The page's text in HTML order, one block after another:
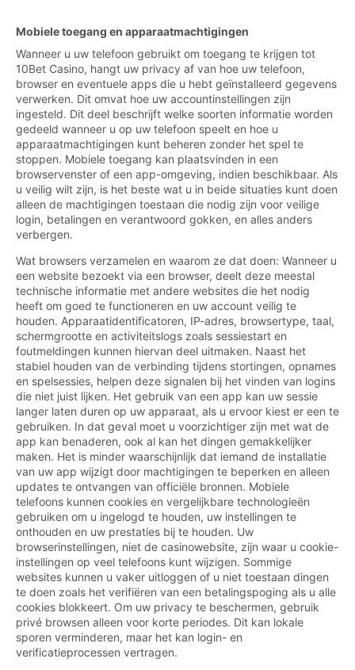
Mobiele toegang en apparaatmachtigingen
Wanneer u uw telefoon gebruikt om toegang te krijgen tot
10Bet Casino, hangt uw privacy af van hoe uw telefoon,
browser en eventuele apps die u hebt geïnstalleerd gegevens
verwerken. Dit omvat hoe uw accountinstellingen zijn
ingesteld. Dit deel beschrijft welke soorten informatie worden
gedeeld wanneer u op uw telefoon speelt en hoe u
apparaatmachtigingen kunt beheren zonder het spel te
stoppen. Mobiele toegang kan plaatsvinden in een
browservenster of een app-omgeving, indien beschikbaar. Als
u veilig wilt zijn, is het beste wat u in beide situaties kunt doen
alleen de machtigingen toestaan die nodig zijn voor veilige
login, betalingen en verantwoord gokken, en alles anders
verbergen.
Wat browsers verzamelen en waarom ze dat doen: Wanneer u
een website bezoekt via een browser, deelt deze meestal
technische informatie met andere websites die het nodig
heeft om goed te functioneren en uw account veilig te
houden. Apparaatidentificatoren, IP-adres, browsertype, taal,
schermgrootte en activiteitslogs zoals sessiestart en
foutmeldingen kunnen hiervan deel uitmaken. Naast het
stabiel houden van de verbinding tijdens stortingen, opnames
en spelsessies, helpen deze signalen bij het vinden van logins
die niet juist lijken. Het gebruik van een app kan uw sessie
langer laten duren op uw apparaat, als u ervoor kiest er een te
gebruiken. In dat geval moet u voorzichtiger zijn met wat de
app kan benaderen, ook al kan het dingen gemakkelijker
maken. Het is minder waarschijnlijk dat iemand de installatie
van uw app wijzigt door machtigingen te beperken en alleen
updates te ontvangen van officiële bronnen. Mobiele
telefoons kunnen cookies en vergelijkbare technologieën
gebruiken om u ingelogd te houden, uw instellingen te
onthouden en uw prestaties bij te houden. Uw
browserinstellingen, niet de casinowebsite, zijn waar u cookie-
instellingen op veel telefoons kunt wijzigen. Sommige
websites kunnen u vaker uitloggen of u niet toestaan dingen
te doen zoals het verifiëren van een betalingspoging als u alle
cookies blokkeert. Om uw privacy te beschermen, gebruik
privé browsen alleen voor korte periodes. Dit kan lokale
sporen verminderen, maar het kan login- en
verificatieprocessen vertragen.